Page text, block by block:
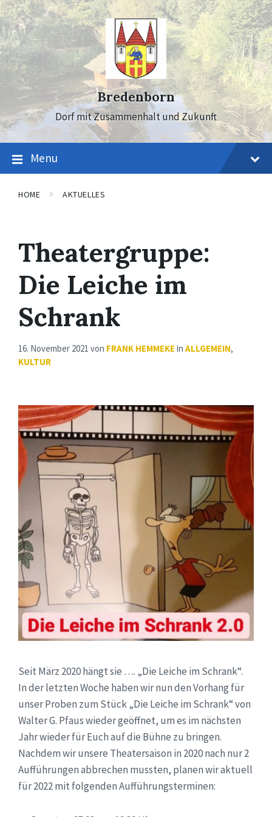
Skip
to
content
Skip
to
main
navigation
Skip
to
footer
Bredenborn
Dorf mit Zusammenhalt und Zukunft
Menu
HOME AKTUELLES
Theatergruppe:
Die Leiche im
Schrank
16. November 2021 von FRANK HEMMEKE in ALLGEMEIN,
KULTUR
Seit März 2020 hängt sie …. „Die Leiche im Schrank“.
In der letzten Woche haben wir nun den Vorhang für
unser Proben zum Stück „Die Leiche im Schrank“ von
Walter G. Pfaus wieder geöffnet, um es im nächsten
Jahr wieder für Euch auf die Bühne zu bringen.
Nachdem wir unsere Theatersaison in 2020 nach nur 2
Aufführungen abbrechen mussten, planen wir aktuell
für 2022 mit folgenden Aufführungsterminen: